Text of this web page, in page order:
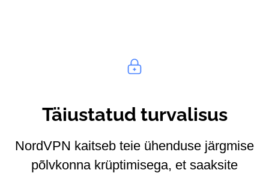
Täiustatud turvalisus
NordVPN kaitseb teie ühenduse järgmise
põlvkonna krüptimisega, et saaksite